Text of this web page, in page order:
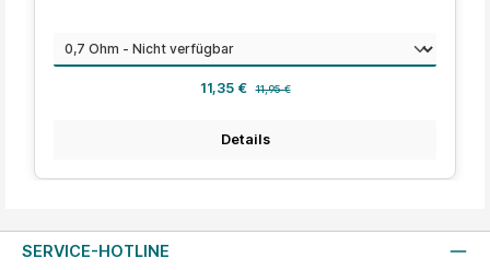
Widerstandauswählen
Verkaufspreis:
11,35 € 11,95 €
Details
SERVICE-HOTLINE